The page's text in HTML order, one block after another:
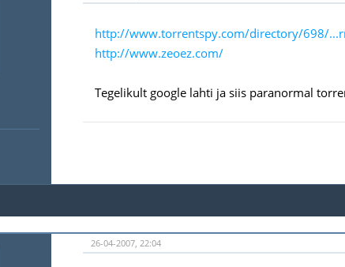
http://www.torrentspy.com/directory/698/
http://www.zeoez.com/
Tegelikult google lahti ja siis paranormal
26-04-2007, 22:04